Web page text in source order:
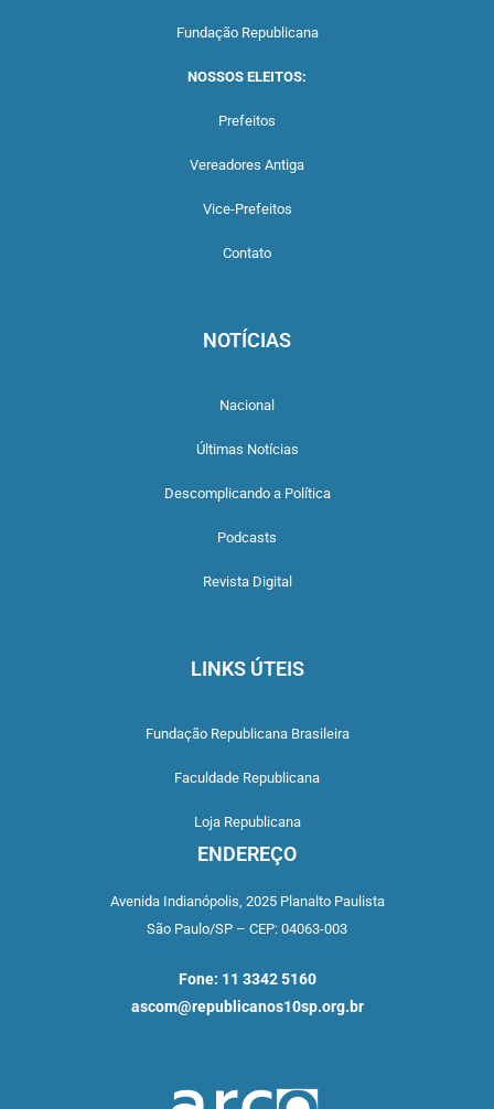
Fundação Republicana
NOSSOS ELEITOS:
Prefeitos
Vereadores Antiga
Vice-Prefeitos
Contato
NOTÍCIAS
Nacional
Últimas Notícias
Descomplicando a Política
Podcasts
Revista Digital
LINKS ÚTEIS
Fundação Republicana Brasileira
Faculdade Republicana
Loja Republicana
ENDEREÇO
Avenida Indianópolis, 2025 Planalto Paulista
São Paulo/SP – CEP: 04063-003
Fone: 11 3342 5160
ascom@republicanos10sp.org.br